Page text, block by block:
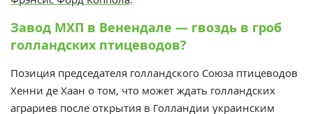
Завод МХП в Венендале — гвоздь в гроб
голландских птицеводов?
Позиция председателя голландского Союза птицеводов
Хенни де Хаан о том, что может ждать голландских
аграриев после открытия в Голландии украинским